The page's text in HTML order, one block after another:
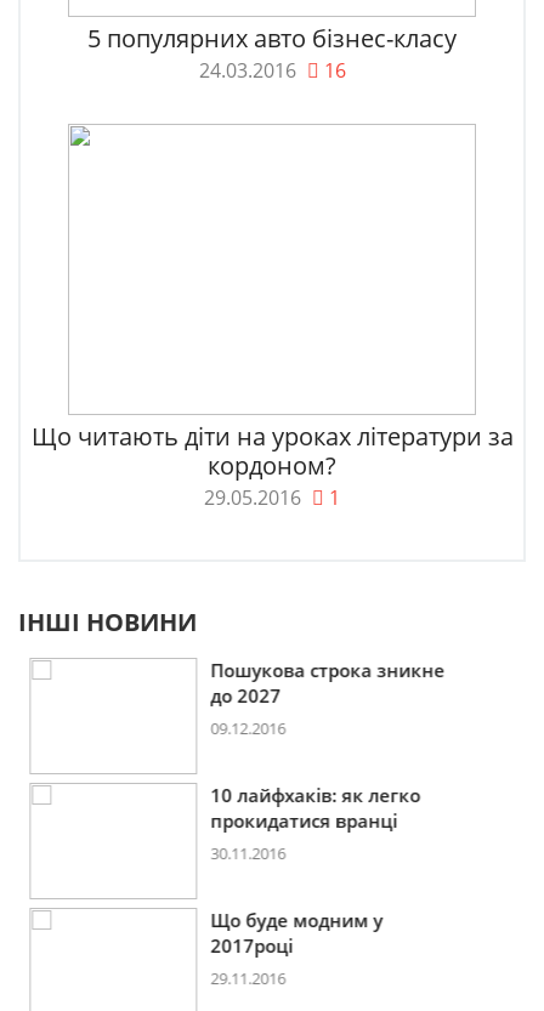
5 популярних авто бізнес-класу
24.03.2016 16
Що читають діти на уроках літератури за
кордоном?
29.05.2016 1
ІНШІ НОВИНИ
Пошукова строка зникне
до 2027
09.12.2016
10 лайфхаків: як легко
прокидатися вранці
30.11.2016
Що буде модним у
2017році
29.11.2016